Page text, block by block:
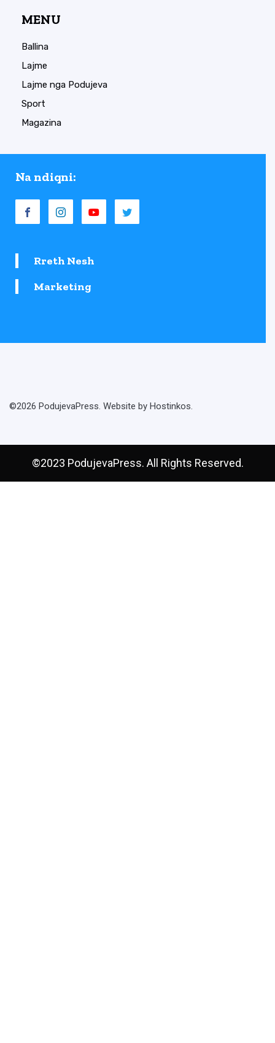
MENU
Ballina
Lajme
Lajme nga Podujeva
Sport
Magazina
Na ndiqni:
Rreth Nesh
Marketing
©2026 PodujevaPress. Website by Hostinkos.
©2023 PodujevaPress. All Rights Reserved.